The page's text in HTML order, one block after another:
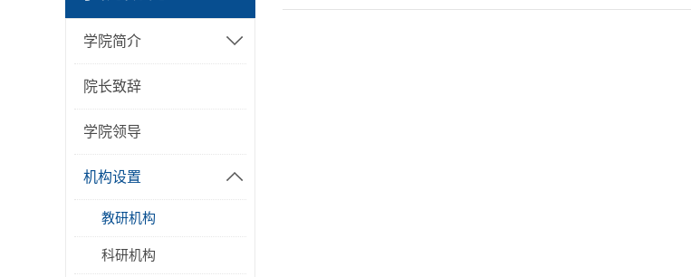
学院简介
院长致辞
学院领导
机构设置
教研机构
科研机构